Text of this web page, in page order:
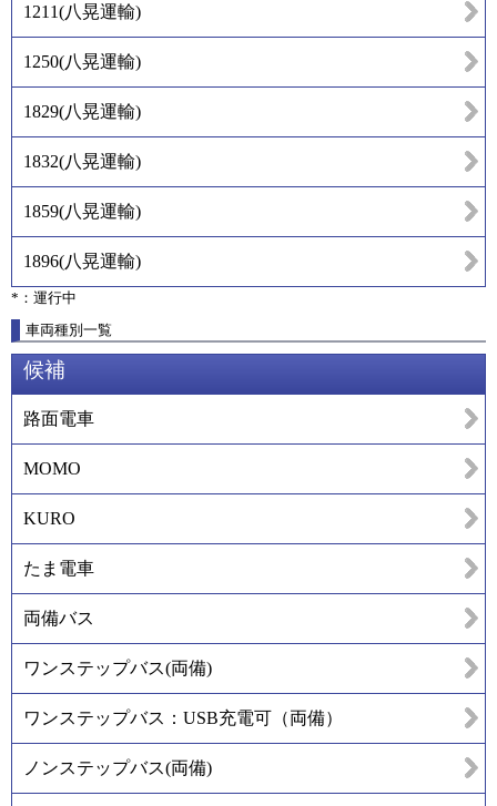
1211(八晃運輸)
1250(八晃運輸)
1829(八晃運輸)
1832(八晃運輸)
1859(八晃運輸)
1896(八晃運輸)
*：運行中
車両種別一覧
候補
路面電車
MOMO
KURO
たま電車
両備バス
ワンステップバス(両備)
ワンステップバス：USB充電可（両備）
ノンステップバス(両備)